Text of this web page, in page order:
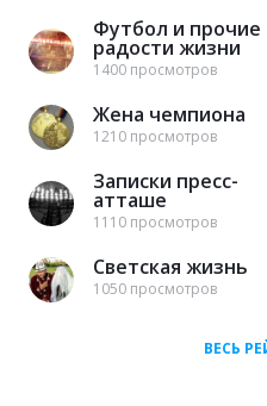
Футбол и прочие
радости жизни
1400 просмотров
Жена чемпиона
1210 просмотров
Записки пресс-
атташе
1110 просмотров
Светская жизнь
1050 просмотров
ВЕСЬ